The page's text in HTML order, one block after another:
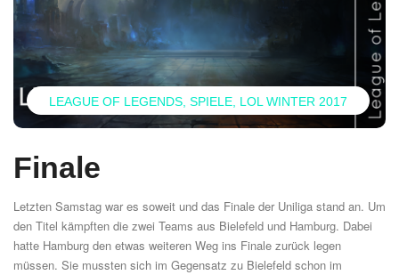
LEAGUE OF LEGENDS SPIELE LOL WINTER 2017
Finale
Letzten Samstag war es soweit und das Finale der Uniliga stand an. Um
den Titel kämpften die zwei Teams aus Bielefeld und Hamburg. Dabei
hatte Hamburg den etwas weiteren Weg ins Finale zurück legen
müssen. Sie mussten sich im Gegensatz zu Bielefeld schon im